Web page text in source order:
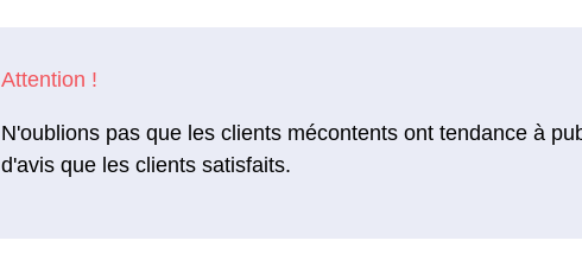
N'oublions pas que les clients mécontents ont tendance à
d'avis que les clients satisfaits.